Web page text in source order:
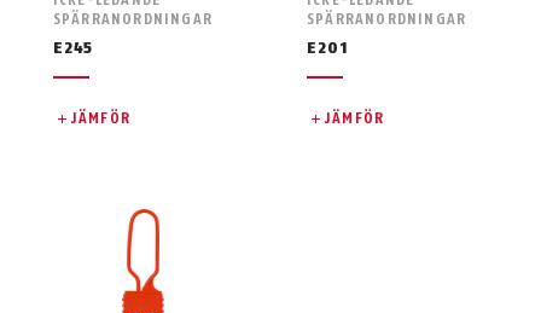
SPÄRRANORDNINGAR
E245
JÄMFÖR
SPÄRRANORDNINGAR
E201
JÄMFÖR